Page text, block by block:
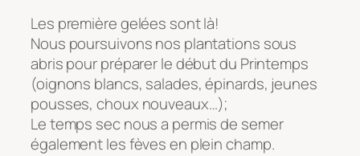
Les première gelées sont là!
Nous poursuivons nos plantations sous
abris pour préparer le début du Printemps
(oignons blancs, salades, épinards, jeunes
pousses, choux nouveaux…);
Le temps sec nous a permis de semer
également les fèves en plein champ.